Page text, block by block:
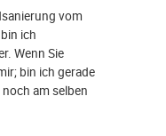
vom
ich
Wenn Sie
bin ich gerade
am selben